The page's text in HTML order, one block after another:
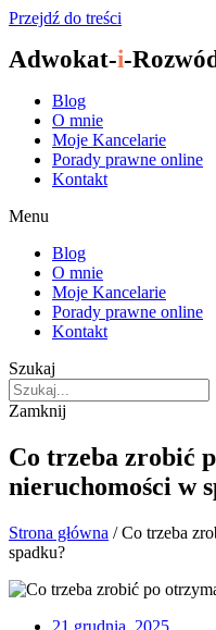
Przejdź do treści
Adwokat-i-
Blog
O mnie
Moje Kancelarie
Porady prawne online
Kontakt
Menu
Blog
O mnie
Moje Kancelarie
Porady prawne online
Kontakt
Szukaj
Zamknij
Co trzeba zrobić
nieruchomości w
Strona główna /Co trzeba
spadku?
21 grudnia, 2025